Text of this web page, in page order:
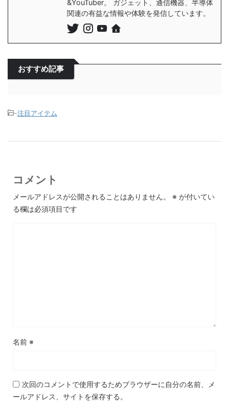
&YouTuber。 ガジェット、通信機器、半導体
関連の有益な情報や体験を発信しています。
おすすめ記事
-注目アイテム
コメント
メールアドレスが公開されることはありません。 ※ が付いてい
る欄は必須項目です
名前 ※
次回のコメントで使用するためブラウザーに自分の名前、メ
ールアドレス、サイトを保存する。